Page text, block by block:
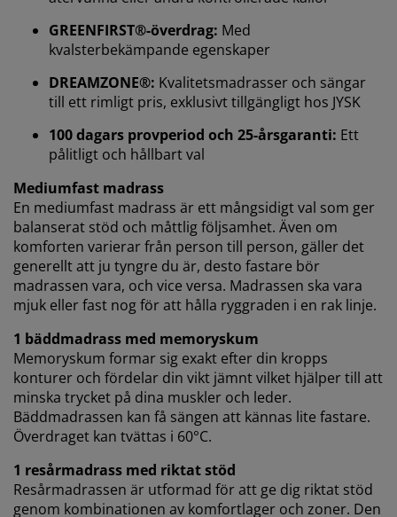
GREENFIRST®-överdrag: Med
kvalsterbekämpande egenskaper
DREAMZONE®: Kvalitetsmadrasser och sängar
till ett rimligt pris, exklusivt tillgängligt hos JYSK
100 dagars provperiod och 25-årsgaranti: Ett
pålitligt och hållbart val
Mediumfast madrass
En mediumfast madrass är ett mångsidigt val som ger
balanserat stöd och måttlig följsamhet. Även om
komforten varierar från person till person, gäller det
generellt att ju tyngre du är, desto fastare bör
madrassen vara, och vice versa. Madrassen ska vara
mjuk eller fast nog för att hålla ryggraden i en rak linje.
1 bäddmadrass med memoryskum
Memoryskum formar sig exakt efter din kropps
konturer och fördelar din vikt jämnt vilket hjälper till att
minska trycket på dina muskler och leder.
Bäddmadrassen kan få sängen att kännas lite fastare.
Överdraget kan tvättas i 60°C.
1 resårmadrass med riktat stöd
Resårmadrassen är utformad för att ge dig riktat stöd
genom kombinationen av komfortlager och zoner. Den
När vi accepterar marknadsföringscookies kommer vi
att dela dina webbläsardata med
TikTok) för skräddarsydda och statiska annonser. Du
kan läsa mer om ändamålen under "Ändra" och välja
att återkalla ditt samtycke genom att klicka på cookie-
ikonen. Genom att klicka på "Acceptera alla" samtycker
du till alla tre syftena. Läs mer om vår
behandling av personuppgifter